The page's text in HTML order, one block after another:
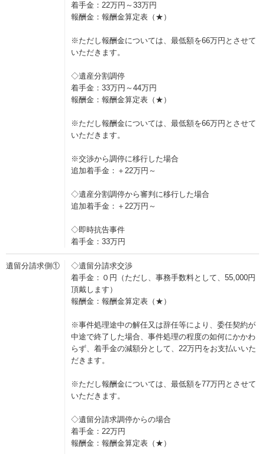
着手金：22万円～33万円
報酬金：報酬金算定表（★）
※ただし報酬金については、最低額を66万円とさせて
いただきます。
◇遺産分割調停
着手金：33万円～44万円
報酬金：報酬金算定表（★）
※ただし報酬金については、最低額を66万円とさせて
いただきます。
※交渉から調停に移行した場合
追加着手金：＋22万円～
◇遺産分割調停から審判に移行した場合
追加着手金：＋22万円～
◇即時抗告事件
着手金：33万円
遺留分請求側①
◇遺留分請求交渉
着手金：０円（ただし、事務手数料として、55,000円
頂戴します）
報酬金：報酬金算定表（★）
※事件処理途中の解任又は辞任等により、委任契約が
中途で終了した場合、事件処理の程度の如何にかかわ
らず、着手金の減額分として、22万円をお支払いいた
だきます。
※ただし報酬金については、最低額を77万円とさせて
いただきます。
◇遺留分請求調停からの場合
着手金：22万円
報酬金：報酬金算定表（★）